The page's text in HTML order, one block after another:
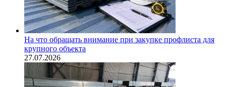
На что обращать внимание при закупке профлиста для
крупного объекта
27.07.2026